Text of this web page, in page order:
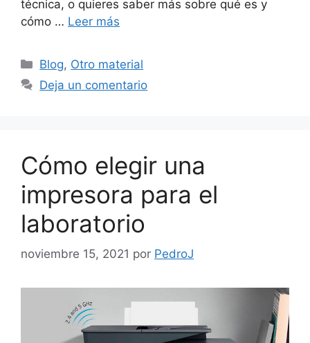
técnica, o quieres saber más sobre qué es y
cómo … Leer más
Categorías
Blog, Otro material
Deja un comentario
Cómo elegir una
impresora para el
laboratorio
noviembre 15, 2021 por PedroJ